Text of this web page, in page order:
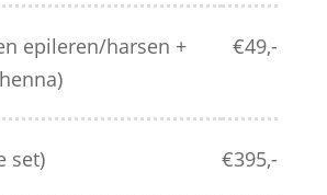
epileren/harsen +
€49,-
set) €395,-